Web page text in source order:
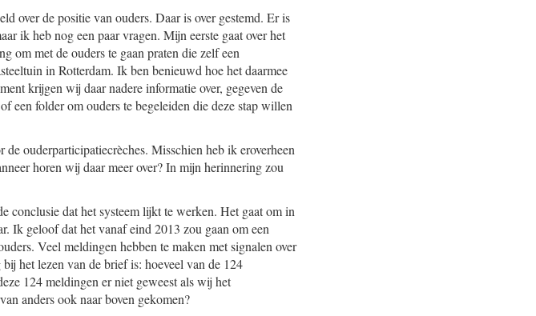
over de positie van ouders. Daar is over gestemd. Er is
ik heb nog een paar vragen. Mijn eerste gaat over het
om met de ouders te gaan praten die zelf een
in Rotterdam. Ik ben benieuwd hoe het daarmee
krijgen wij daar nadere informatie over, gegeven de
een folder om ouders te begeleiden die deze stap willen
ouderparticipatiecrèches. Misschien heb ik eroverheen
horen wij daar meer over? In mijn herinnering zou
conclusie dat het systeem lijkt te werken. Het gaat om in
Ik geloof dat het vanaf eind 2013 zou gaan om een
Veel meldingen hebben te maken met signalen over
het lezen van de brief is: hoeveel van de 124
124 meldingen er niet geweest als wij het
anders ook naar boven gekomen?